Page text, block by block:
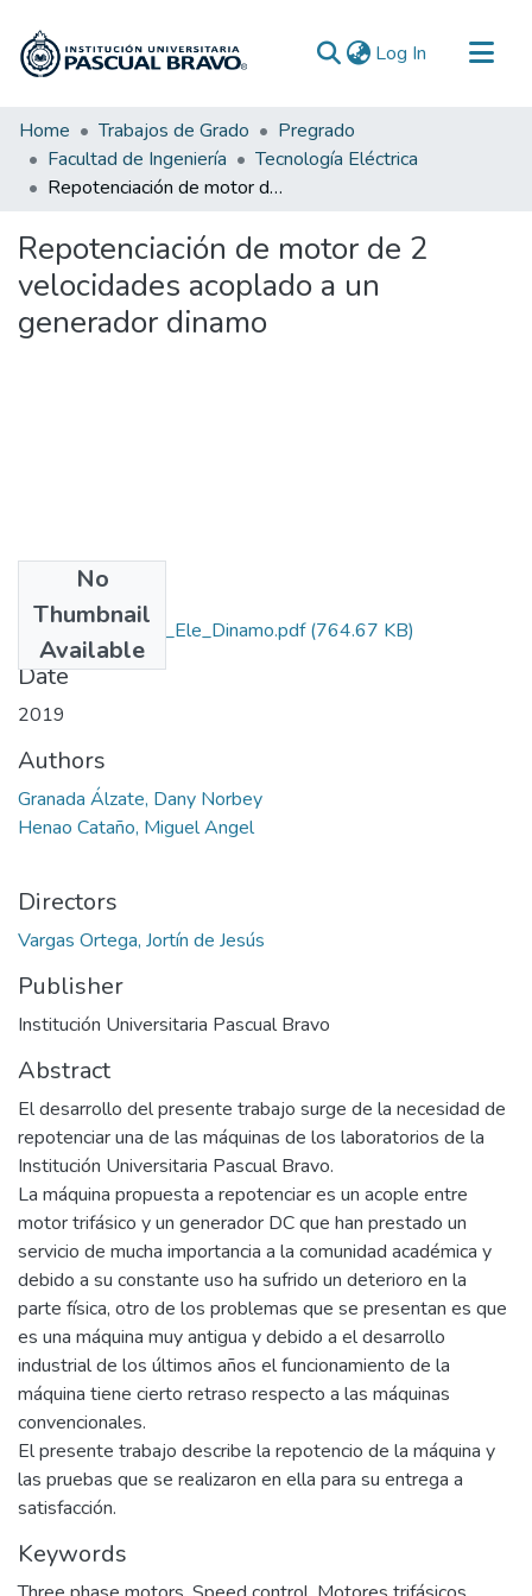
Log In (current)
Communities & Collections
All of DSpace
Statistics
Home Trabajos de Grado
Pregrado
Facultad de Ingeniería
Tecnología Eléctrica
Repotenciación de motor de 2 velocidades acoplado a un generador dinamo
Repotenciación de motor de 2
velocidades acoplado a un
generador dinamo
No
Thumbnail
Available
Rep_IUPB_Tec_Ele_Dinamo.pdf(764.67 KB)
Date
2019
Authors
Granada Álzate, Dany Norbey
Henao Cataño, Miguel Angel
Directors
Vargas Ortega, Jortín de Jesús
Publisher
Institución Universitaria Pascual Bravo
Abstract
El desarrollo del presente trabajo surge de la necesidad de
repotenciar una de las máquinas de los laboratorios de la
Institución Universitaria Pascual Bravo.
La máquina propuesta a repotenciar es un acople entre
motor trifásico y un generador DC que han prestado un
servicio de mucha importancia a la comunidad académica y
debido a su constante uso ha sufrido un deterioro en la
parte física, otro de los problemas que se presentan es que
es una máquina muy antigua y debido a el desarrollo
industrial de los últimos años el funcionamiento de la
máquina tiene cierto retraso respecto a las máquinas
convencionales.
El presente trabajo describe la repotencio de la máquina y
las pruebas que se realizaron en ella para su entrega a
satisfacción.
Keywords